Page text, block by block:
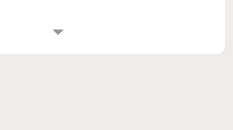
テイク2.0（SPRUNKI